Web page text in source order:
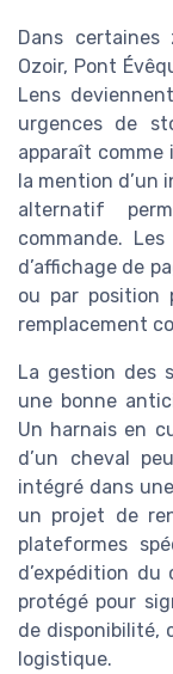
Dans
Ozoir, Pont
Lens
urgences de
apparaît
la mention d’un
alternatif
commande.
d’affichage de
ou par position
remplacement
La gestion des
une bonne
Un harnais en
d’un cheval
intégré dans
un projet de
plateformes
d’expédition du
protégé pour
de disponibilité,
logistique.